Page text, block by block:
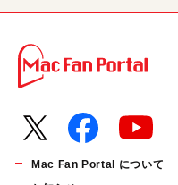
Mac Fan Portal について